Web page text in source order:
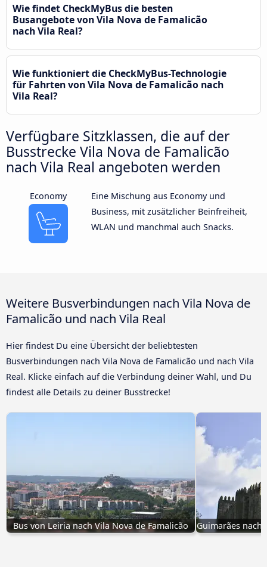
Wie findet CheckMyBus die besten
Busangebote von Vila Nova de Famalicão
nach Vila Real?
Wie funktioniert die CheckMyBus-Technologie
für Fahrten von Vila Nova de Famalicão nach
Vila Real?
Verfügbare Sitzklassen, die auf der
Busstrecke Vila Nova de Famalicão
nach Vila Real angeboten werden
Economy
Eine Mischung aus Economy und
Business, mit zusätzlicher Beinfreiheit,
WLAN und manchmal auch Snacks.
Weitere Busverbindungen nach Vila Nova de
Famalicão und nach Vila Real
Hier findest Du eine Übersicht der beliebtesten
Busverbindungen nach Vila Nova de Famalicão und nach Vila
Real. Klicke einfach auf die Verbindung deiner Wahl, und Du
findest alle Details zu deiner Busstrecke!
Bus von Leiria nach Vila Nova de Famalicão Guimarães nach